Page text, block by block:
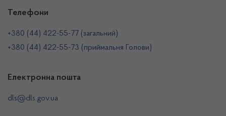
Телефони
+380 (44) 422-55-77 (загальний)
+380 (44) 422-55-73 (приймальня Голови)
Електронна пошта
dls@dls.gov.ua